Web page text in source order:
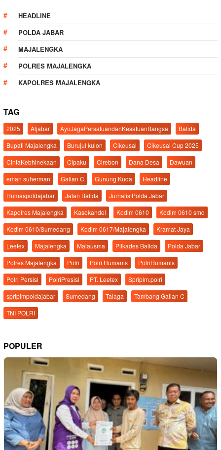
HEADLINE
POLDA JABAR
MAJALENGKA
POLRES MAJALENGKA
KAPOLRES MAJALENGKA
TAG
2025 Aljabar AyoJagaPersatuandanKesatuanBangsa
Balida
Bupati Majalengka
Burujul kulon Cikeusal
Cikeusal Cup 2025
CintaKebhinekaan
Cipaku Cirebon Dana Desa
Dawuan
eman suherman
Galian C Gunung Kuda
Headline
Humaspoldajabar
Jalan Balida
Jurnalis Polda Jabar
Kapolres Majalengka
Kasokandel Kodim 0610
Kodim 0610 smd
Kodim 0610/Sumedang
Kodim 0617/Majalengka
Kramat Jaya
Leetex
Majalengka Malausma Pilkades Balida
Polda Jabar
Polres Majalengka
Polri Polri Humanis
PolriHumanis
Polri Persisi
PolriPresisi PT. Leetex
Spripim.polri
spripimpoldajabar
Sumedang Talaga
Tambang Galian C
TNI POLRI
POPULER